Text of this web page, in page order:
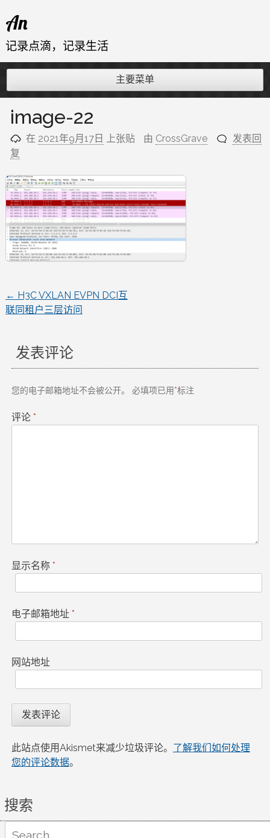
至
内
An
记录点滴，记录生活
主要菜单
image-22
在 2021年9月17日 上张贴 由 CrossGrave
发表回
复
文
导
航
← H3C VXLAN EVPN DCI互
联同租户三层访问
发表评论
您的电子邮箱地址不会被公开。 必填项已用*标注
评论 *
显示名称 *
电子邮箱地址 *
网站地址
此站点使用Akismet来减少垃圾评论。 了解我们如何处理
您的评论数据。
搜索